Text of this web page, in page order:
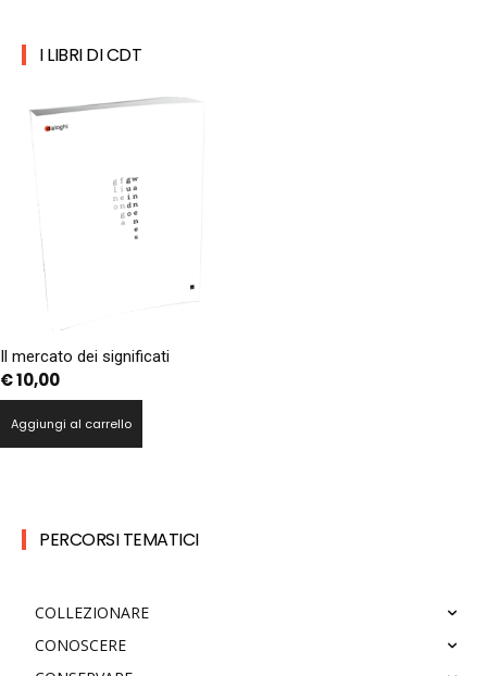
I LIBRI DI CDT
Il mercato dei significati
€10,00
Aggiungi al carrello
PERCORSI TEMATICI
COLLEZIONARE
CONOSCERE